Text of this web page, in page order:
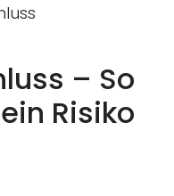
– So
Risiko